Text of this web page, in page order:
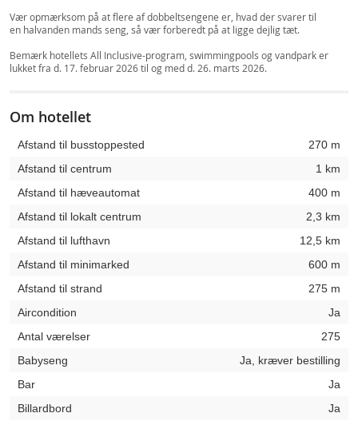
Vær opmærksom på at flere af dobbeltsengene er, hvad der svarer til
en halvanden mands seng, så vær forberedt på at ligge dejlig tæt.
Bemærk hotellets All Inclusive-program, swimmingpools og vandpark er
lukket fra d. 17. februar 2026 til og med d. 26. marts 2026.
Om hotellet
Afstand til busstoppested
270 m
Afstand til centrum
1 km
Afstand til hæveautomat
400 m
Afstand til lokalt centrum
2,3 km
Afstand til lufthavn
12,5 km
Afstand til minimarked
600 m
Afstand til strand
275 m
Aircondition
Ja
Antal værelser
275
Babyseng
Ja, kræver bestilling
Bar
Ja
Billardbord
Ja